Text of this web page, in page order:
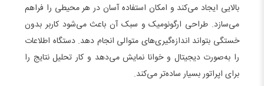
بالایی ایجاد می‌کند و امکان استفاده آسان در هر محیطی را فراهم
می‌سازد. طراحی ارگونومیک و سبک آن باعث می‌شود کاربر بدون
خستگی بتواند اندازه‌گیری‌های متوالی انجام دهد. دستگاه اطلاعات
را به‌صورت دیجیتال و خوانا نمایش می‌دهد و کار تحلیل نتایج را
برای اپراتور بسیار ساده‌تر می‌کند.